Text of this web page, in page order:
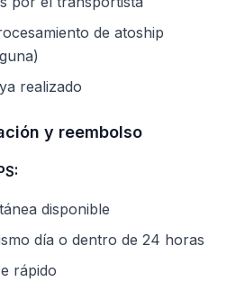
de atoship
realizado
y reembolso
disponible
día o dentro de 24 horas
rápido